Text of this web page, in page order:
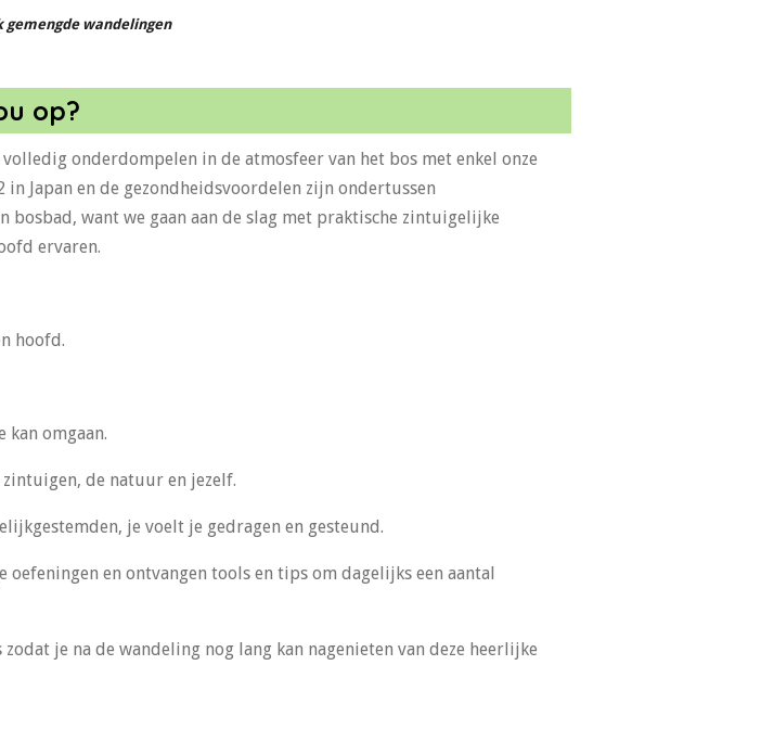
gemengde wandelingen
op?
onderdompelen in de atmosfeer van het bos met enkel onze
Japan en de gezondheidsvoordelen zijn ondertussen
bosbad, want we gaan aan de slag met praktische zintuigelijke
ervaren.
hoofd.
kan omgaan.
de natuur en jezelf.
je voelt je gedragen en gesteund.
en ontvangen tools en tips om dagelijks een aantal
je na de wandeling nog lang kan nagenieten van deze heerlijke